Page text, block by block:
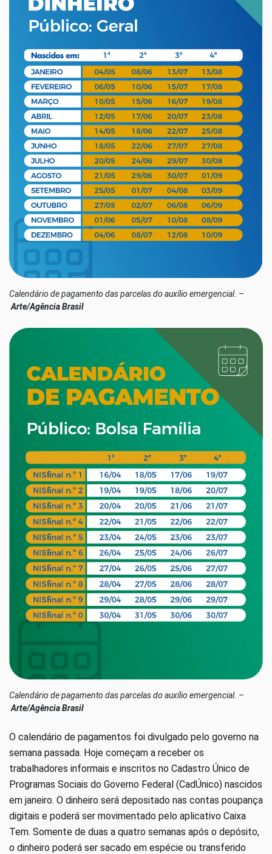
Calendário de pagamento das parcelas do auxílio emergencial. –
Arte/Agência Brasil
Calendário de pagamento das parcelas do auxílio emergencial. –
Arte/Agência Brasil
O calendário de pagamentos foi divulgado pelo governo na
semana passada. Hoje começam a receber os
trabalhadores informais e inscritos no Cadastro Único de
Programas Sociais do Governo Federal (CadÚnico) nascidos
em janeiro. O dinheiro será depositado nas contas poupança
digitais e poderá ser movimentado pelo aplicativo Caixa
Tem. Somente de duas a quatro semanas após o depósito,
o dinheiro poderá ser sacado em espécie ou transferido